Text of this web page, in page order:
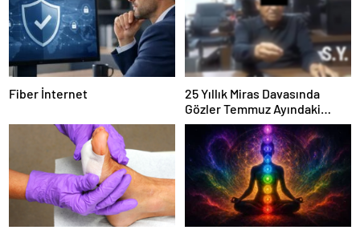
Fiber İnternet
25 Yıllık Miras Davasında
Gözler Temmuz Ayındaki
Karar Duruşmasına Çevrildi